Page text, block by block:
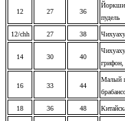
12 27 36
пудель
12/chh 27 38
14 30 40
грифон,
16 33 44
Малый
18 36 48